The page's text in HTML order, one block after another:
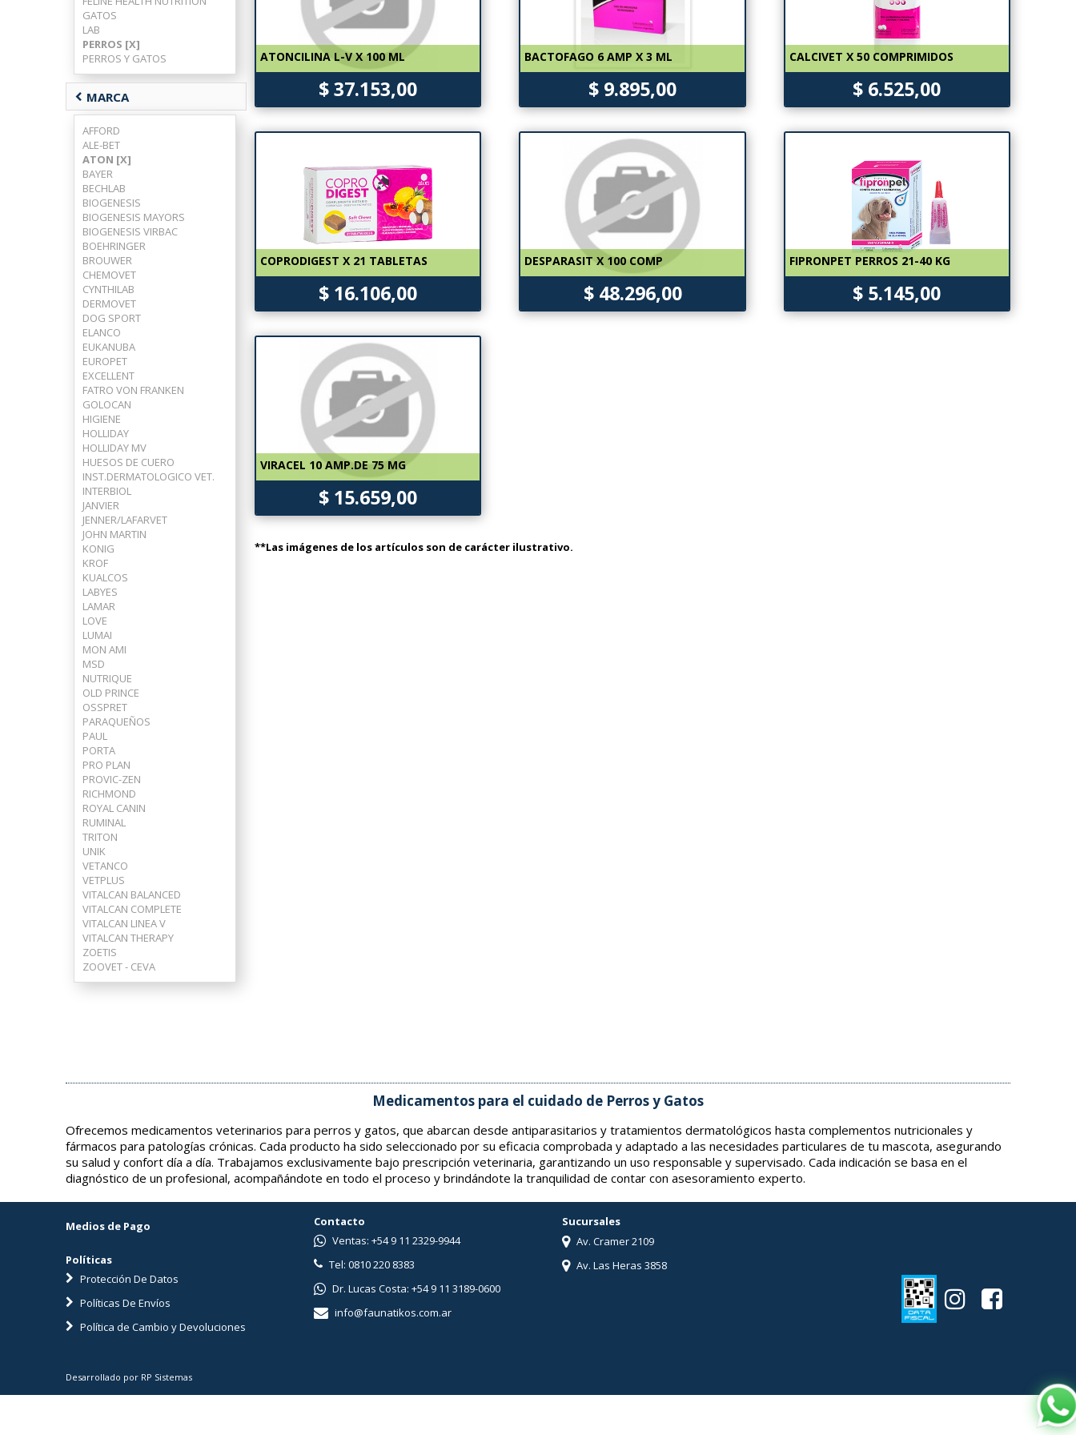
GATOS
LAB
PERROS [X]
PERROS Y GATOS
chevron_left MARCA
AFFORD
ALE-BET
ATON [X]
BAYER
BECHLAB
BIOGENESIS
BIOGENESIS MAYORS
BIOGENESIS VIRBAC
BOEHRINGER
BROUWER
CHEMOVET
CYNTHILAB
DERMOVET
DOG SPORT
ELANCO
EUKANUBA
EUROPET
EXCELLENT
FATRO VON FRANKEN
GOLOCAN
HIGIENE
HOLLIDAY
HOLLIDAY MV
HUESOS DE CUERO
INST.DERMATOLOGICO VET.
INTERBIOL
JANVIER
JENNER/LAFARVET
JOHN MARTIN
KONIG
KROF
KUALCOS
LABYES
LAMAR
LOVE
LUMAI
MON AMI
MSD
NUTRIQUE
OLD PRINCE
OSSPRET
PARAQUEÑOS
PAUL
PORTA
PRO PLAN
PROVIC-ZEN
RICHMOND
ROYAL CANIN
RUMINAL
TRITON
UNIK
VETANCO
VETPLUS
VITALCAN BALANCED
VITALCAN COMPLETE
VITALCAN LINEA V
VITALCAN THERAPY
ZOETIS
ZOOVET - CEVA
ATONCILINA L-V X 100 ML
$ 37.153,00
BACTOFAGO 6 AMP X 3 ML
$ 9.895,00
CALCIVET X 50 COMPRIMIDOS
$ 6.525,00
COPRODIGEST X 21 TABLETAS
$ 16.106,00
DESPARASIT X 100 COMP
$ 48.296,00
FIPRONPET PERROS 21-40 KG
$ 5.145,00
VIRACEL 10 AMP.DE 75 MG
$ 15.659,00
**Las imágenes de los artículos son de carácter ilustrativo.
Medicamentos para el cuidado de Perros y Gatos
Ofrecemos medicamentos veterinarios para perros y gatos, que abarcan desde antiparasitarios y tratamientos dermatológicos hasta complementos nutricionales y
fármacos para patologías crónicas. Cada producto ha sido seleccionado por su eficacia comprobada y adaptado a las necesidades particulares de tu mascota, asegurando
su salud y confort día a día. Trabajamos exclusivamente bajo prescripción veterinaria, garantizando un uso responsable y supervisado. Cada indicación se basa en el
diagnóstico de un profesional, acompañándote en todo el proceso y brindándote la tranquilidad de contar con asesoramiento experto.
Medios de Pago
Políticas
Protección De Datos
Políticas De Envíos
Política de Cambio y Devoluciones
Desarrollado por RP Sistemas
Contacto
Ventas: +54 9 11 2329-9944
Tel: 0810 220 8383
Dr. Lucas Costa: +54 9 11 3189-0600
info@faunatikos.com.ar
Sucursales
Av. Cramer 2109
Av. Las Heras 3858